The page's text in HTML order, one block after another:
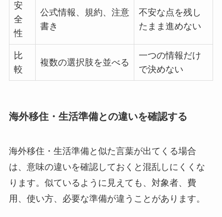
安
全
性
公式情報、規約、注意
書き
不安な点を残し
たまま進めない
比
較
複数の選択肢を並べる
一つの情報だけ
で決めない
海外移住・生活準備との違いを確認する
海外移住・生活準備と似た言葉が出てくる場合
は、意味の違いを確認しておくと混乱しにくくな
ります。似ているように見えても、対象者、費
用、使い方、必要な準備が違うことがあります。